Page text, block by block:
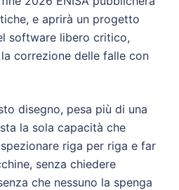
e aprirà un progetto
software libero critico,
correzione delle falle con
disegno, pesa più di una
la sola capacità che
riga per riga e far
senza chiedere
che nessuno la spenga